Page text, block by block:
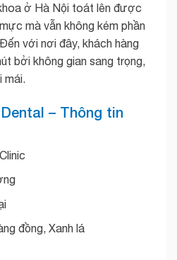
ở Hà Nội toát lên được
mà vẫn không kém phần
với nơi đây, khách hàng
bởi không gian sang trọng,
mái.
– Thông tin
đồng, Xanh lá